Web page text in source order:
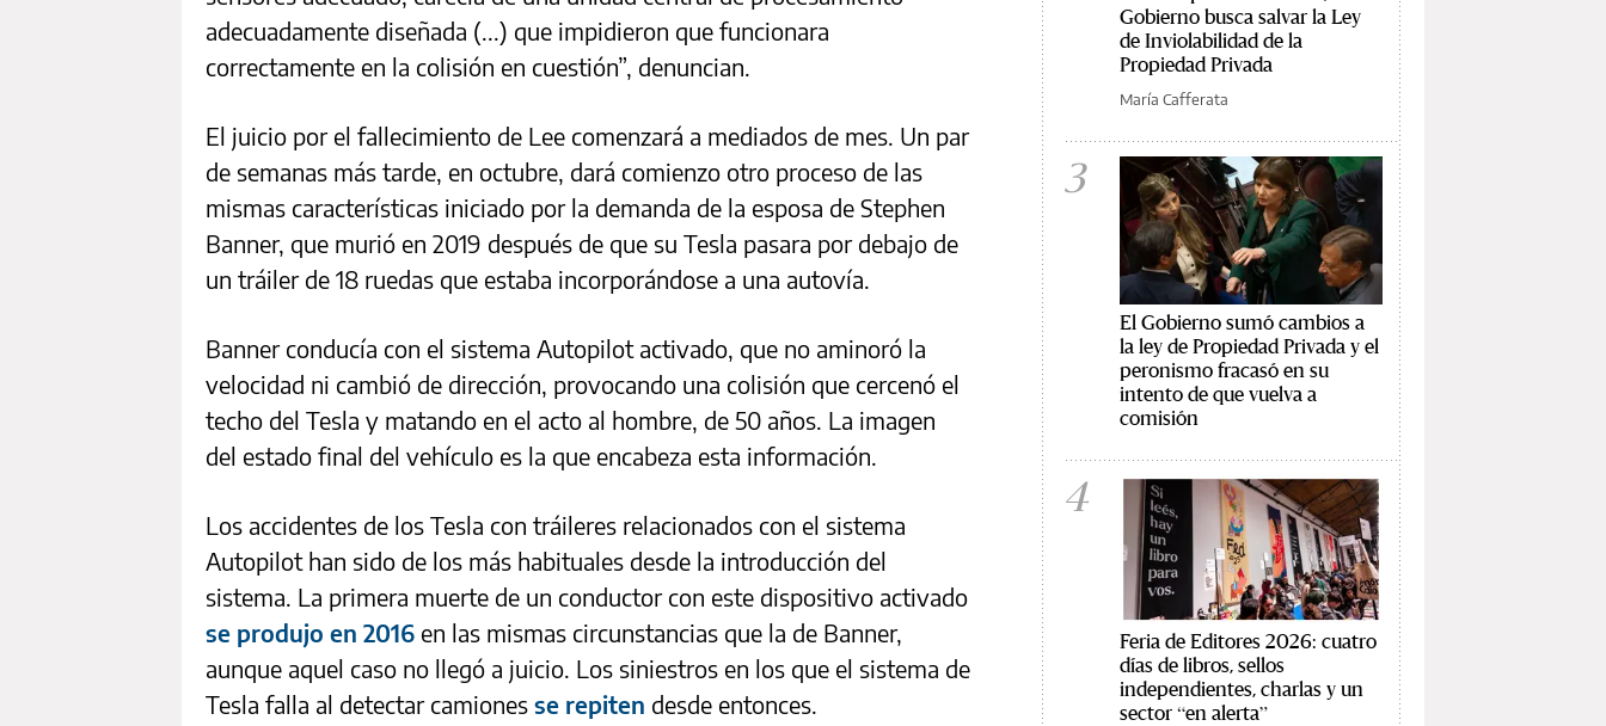
adecuadamente diseñada (...) que impidieron que funcionara
correctamente en la colisión en cuestión”, denuncian.
El juicio por el fallecimiento de Lee comenzará a mediados de mes. Un par
de semanas más tarde, en octubre, dará comienzo otro proceso de las
mismas características iniciado por la demanda de la esposa de Stephen
Banner, que murió en 2019 después de que su Tesla pasara por debajo de
un tráiler de 18 ruedas que estaba incorporándose a una autovía.
Banner conducía con el sistema Autopilot activado, que no aminoró la
velocidad ni cambió de dirección, provocando una colisión que cercenó el
techo del Tesla y matando en el acto al hombre, de 50 años. La imagen
del estado final del vehículo es la que encabeza esta información.
Los accidentes de los Tesla con tráileres relacionados con el sistema
Autopilot han sido de los más habituales desde la introducción del
sistema. La primera muerte de un conductor con este dispositivo activado
se produjo en 2016 en las mismas circunstancias que la de Banner,
aunque aquel caso no llegó a juicio. Los siniestros en los que el sistema de
Tesla falla al detectar camiones se repiten desde entonces.
Gobierno busca salvar la Ley
de Inviolabilidad de la
Propiedad Privada
María Cafferata
3
El Gobierno sumó cambios a
la ley de Propiedad Privada y el
peronismo fracasó en su
intento de que vuelva a
comisión
4
Feria de Editores 2026: cuatro
días de libros, sellos
independientes, charlas y un
sector “en alerta”